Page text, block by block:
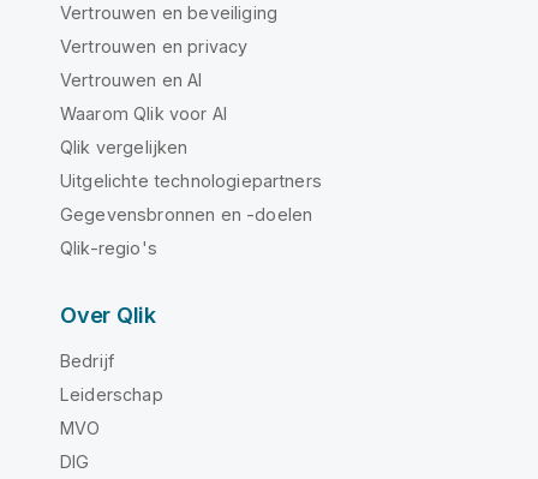
Vertrouwen en beveiliging
Vertrouwen en privacy
Vertrouwen en AI
Waarom Qlik voor AI
Qlik vergelijken
Uitgelichte technologiepartners
Gegevensbronnen en -doelen
Qlik-regio's
Over Qlik
Bedrijf
Leiderschap
MVO
DIG